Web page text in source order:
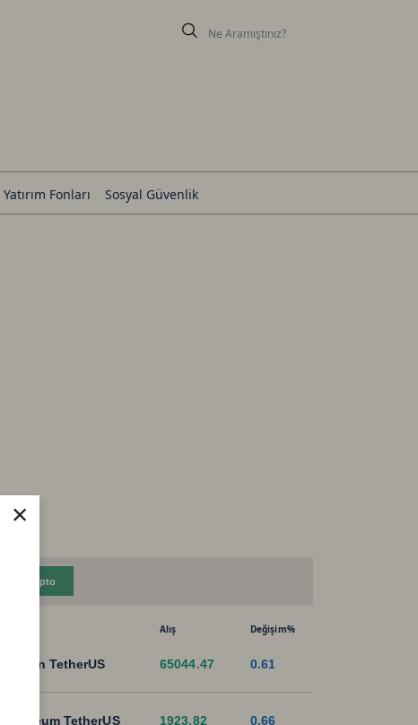
×
Yatırım Fonları Sosyal Güvenlik
Kripto
Alış Değişim%
Bitcoin TetherUS 65044.47 0.61
Ethereum TetherUS 1923.82 0.66